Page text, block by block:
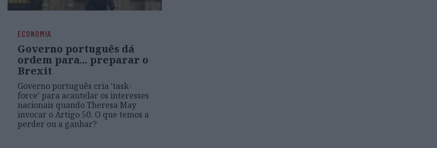
ECONOMIA
Governo português dá
ordem para... preparar o
Brexit
Governo português cria 'task-
force' para acautelar os interesses
nacionais quando Theresa May
invocar o Artigo 50. O que temos a
perder ou a ganhar?